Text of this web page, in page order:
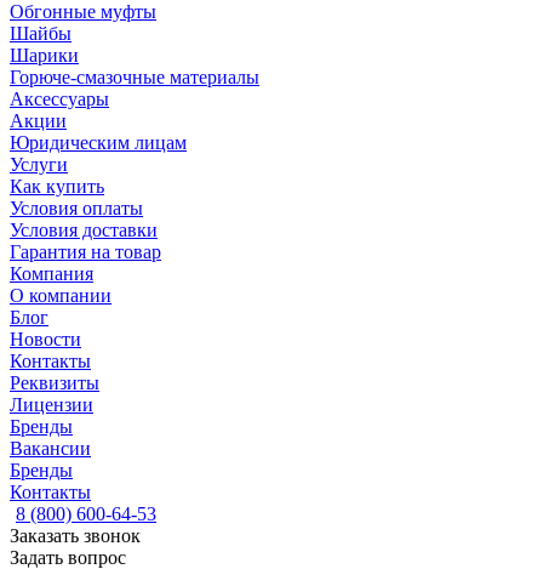
Обгонные муфты
Шайбы
Шарики
Горюче-смазочные материалы
Аксессуары
Акции
Юридическим лицам
Услуги
Как купить
Условия оплаты
Условия доставки
Гарантия на товар
Компания
О компании
Блог
Новости
Контакты
Реквизиты
Лицензии
Бренды
Вакансии
Бренды
Контакты
8 (800) 600-64-53
Заказать звонок
Задать вопрос